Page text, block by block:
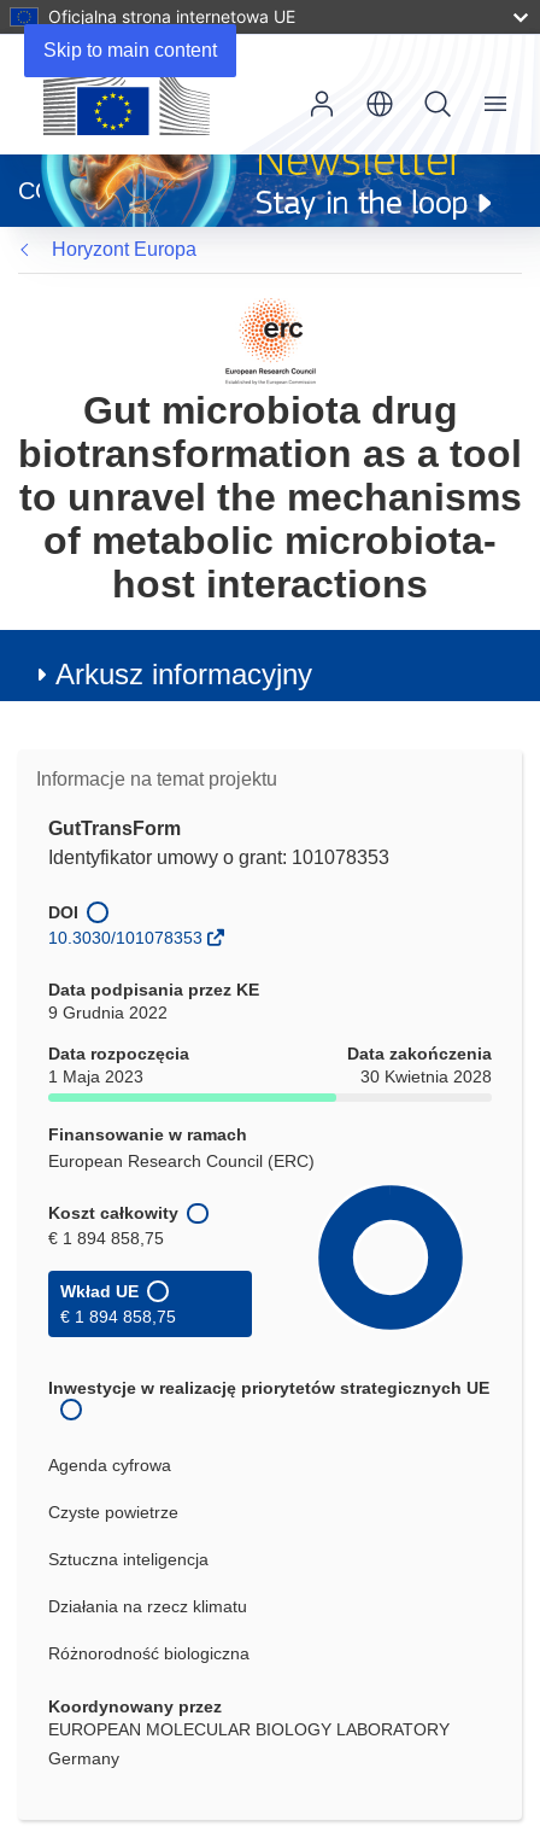
Skip to main content
Oficjalna strona internetowa UE
otworzy
się
w
nowym
oknie)
CORDIS
Menu
Horyzont Europa
Gut microbiota drug
biotransformation as a tool
to unravel the mechanisms
of metabolic microbiota-
host interactions
Arkusz informacyjny
Informacje na temat projektu
GutTransForm
Identyfikator umowy o grant: 101078353
DOI
10.3030/101078353
Data podpisania przez KE
9 Grudnia 2022
Data rozpoczęcia
1 Maja 2023
Data zakończenia
30 Kwietnia 2028
Finansowanie w ramach
European Research Council (ERC)
Koszt całkowity
€ 1 894 858,75
Wkład UE
€ 1 894 858,75
Inwestycje w realizację priorytetów strategicznych UE
Agenda cyfrowa
Czyste powietrze
Sztuczna inteligencja
Działania na rzecz klimatu
Różnorodność biologiczna
Koordynowany przez
EUROPEAN MOLECULAR BIOLOGY LABORATORY
Germany